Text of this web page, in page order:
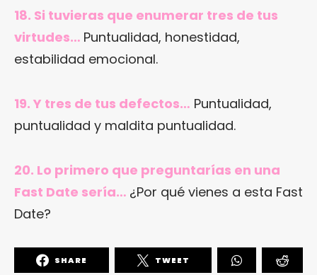
18. Si tuvieras que enumerar tres de tus
virtudes… Puntualidad, honestidad,
estabilidad emocional.
19. Y tres de tus defectos… Puntualidad,
puntualidad y maldita puntualidad.
20. Lo primero que preguntarías en una
Fast Date sería… ¿Por qué vienes a esta Fast
Date?
SHARE TWEET